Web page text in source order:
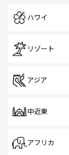
ハワイ
リゾート
アジア
中近東
アフリカ